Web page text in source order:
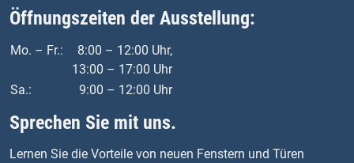
Öffnungszeiten der Ausstellung:
Mo. – Fr.:
8:00 – 12:00 Uhr,
13:00 – 17:00 Uhr
Sa.:
9:00 – 12:00 Uhr
Sprechen Sie mit uns.
Lernen Sie die Vorteile von neuen Fenstern und Türen